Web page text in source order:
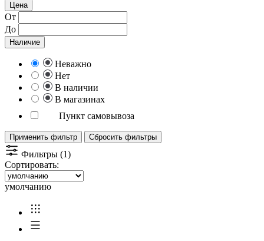
Цена
От
До
Наличие
Неважно
Нет
В наличии
В магазинах
Пункт самовывоза
Применить фильтр Сбросить фильтры
Фильтры (1)
Сортировать:
умолчанию